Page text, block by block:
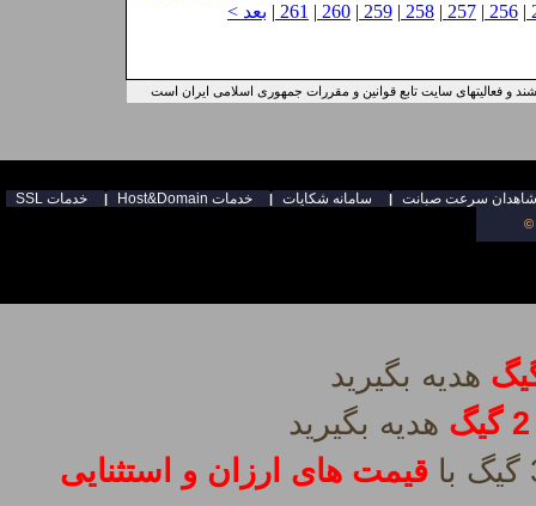
|
256
|
257
|
258
|
259
|
260
|
261
| بعد >
و فعالیتهای سایت تابع قوانین و مقررات جمهوری اسلامی ایران است
| |
|
©
2 گیگ
قیمت های ارزان و استثنایی